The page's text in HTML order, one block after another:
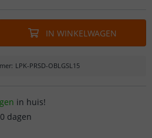
IN WINKELWAGEN
: LPK-PRSD-OBLGSL15
in huis!
dagen